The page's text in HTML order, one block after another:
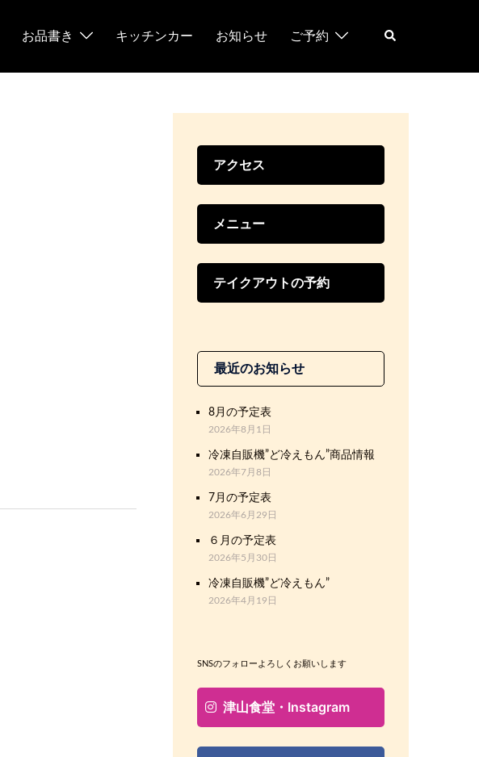
お品書き キッチンカー お知らせ ご予約
検
アクセス
メニュー
テイクアウトの予約
最近のお知らせ
8月の予定表
2026年8月1日
冷凍自販機”ど冷えもん”商品情報
2026年7月8日
7月の予定表
2026年6月29日
６月の予定表
2026年5月30日
冷凍自販機”ど冷えもん”
2026年4月19日
SNSのフォローよろしくお願いします
津山食堂・Instagram